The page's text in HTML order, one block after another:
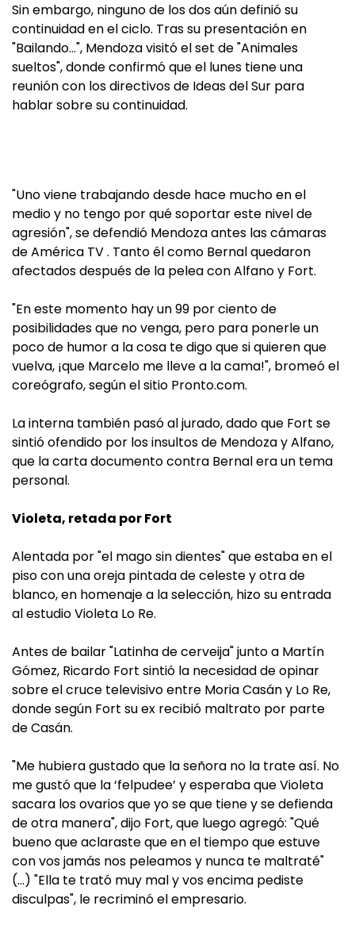
Sin embargo, ninguno de los dos aún definió su
continuidad en el ciclo. Tras su presentación en
"Bailando…", Mendoza visitó el set de "Animales
sueltos", donde confirmó que el lunes tiene una
reunión con los directivos de Ideas del Sur para
hablar sobre su continuidad.
"Uno viene trabajando desde hace mucho en el
medio y no tengo por qué soportar este nivel de
agresión", se defendió Mendoza antes las cámaras
de América TV . Tanto él como Bernal quedaron
afectados después de la pelea con Alfano y Fort.
"En este momento hay un 99 por ciento de
posibilidades que no venga, pero para ponerle un
poco de humor a la cosa te digo que si quieren que
vuelva, ¡que Marcelo me lleve a la cama!", bromeó el
coreógrafo, según el sitio Pronto.com.
La interna también pasó al jurado, dado que Fort se
sintió ofendido por los insultos de Mendoza y Alfano,
que la carta documento contra Bernal era un tema
personal.
Violeta, retada por Fort
Alentada por "el mago sin dientes" que estaba en el
piso con una oreja pintada de celeste y otra de
blanco, en homenaje a la selección, hizo su entrada
al estudio Violeta Lo Re.
Antes de bailar "Latinha de cerveija" junto a Martín
Gómez, Ricardo Fort sintió la necesidad de opinar
sobre el cruce televisivo entre Moria Casán y Lo Re,
donde según Fort su ex recibió maltrato por parte
de Casán.
"Me hubiera gustado que la señora no la trate así. No
me gustó que la ‘felpudee’ y esperaba que Violeta
sacara los ovarios que yo se que tiene y se defienda
de otra manera", dijo Fort, que luego agregó: "Qué
bueno que aclaraste que en el tiempo que estuve
con vos jamás nos peleamos y nunca te maltraté"
(…) "Ella te trató muy mal y vos encima pediste
disculpas", le recriminó el empresario.